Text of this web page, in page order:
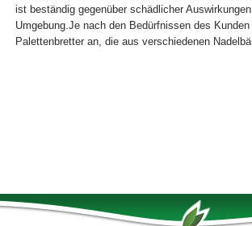
ist beständig gegenüber schädlicher
Umgebung.Je nach den Bedürfnissen des
Palettenbretter an, die aus verschiedenen